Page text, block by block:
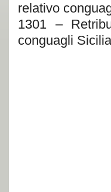
relativo
1301 –
conguagli